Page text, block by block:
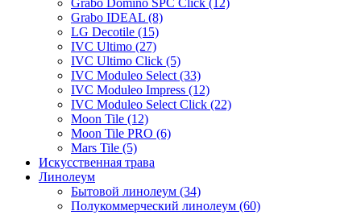
Grabo Domino SPC Click (12)
Grabo IDEAL (8)
LG Decotile (15)
IVC Ultimo (27)
IVC Ultimo Click (5)
IVC Moduleo Select (33)
IVC Moduleo Impress (12)
IVC Moduleo Select Click (22)
Moon Tile (12)
Moon Tile PRO (6)
Mars Tile (5)
Искусcтвенная трава
Линолеум
Бытовой линолеум (34)
Полукоммерческий линолеум (60)